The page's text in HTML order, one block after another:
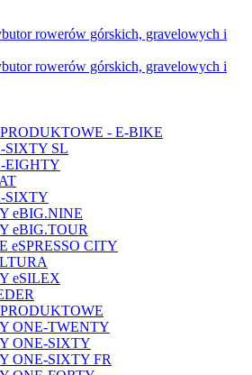
- E-BIKE
SIXTY SL
EIGHTY
SIXTY
eBIG.NINE
eBIG.TOUR
eSPRESSO CITY
eSILEX
ONE-TWENTY
ONE-SIXTY
ONE-SIXTY FR